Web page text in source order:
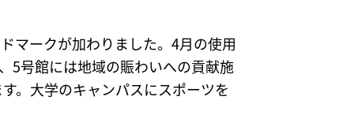
マークが加わりました。4月の使用
5号館には地域の賑わいへの貢献施
。大学のキャンパスにスポーツを